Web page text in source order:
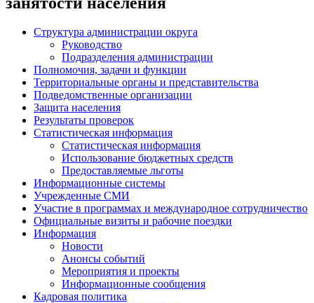
Структура администрации округа
Руководство
Подразделения администрации
Полномочия, задачи и функции
Территориальные органы и представительства
Подведомственные организации
Защита населения
Результаты проверок
Статистическая информация
Статистическая информация
Использование бюджетных средств
Предоставляемые льготы
Информационные системы
Учрежденные СМИ
Участие в программах и международное сотрудничество
Официальные визиты и рабочие поездки
Информация
Новости
Анонсы событий
Мероприятия и проекты
Информационные сообщения
Кадровая политика